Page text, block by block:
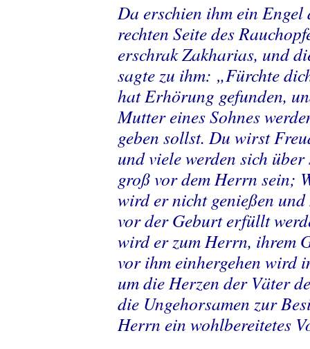
Da erschien ihm ein
rechten Seite des
erschrak Zakharias, und
sagte zu ihm: „Fürchte
hat Erhörung gefunden,
Mutter eines Sohnes
geben sollst. Du wirst
und viele werden sich
groß vor dem Herrn sein;
wird er nicht genießen
vor der Geburt erfüllt
wird er zum Herrn, ihrem
vor ihm einhergehen wird
um die Herzen der Väter
die Ungehorsamen zur
Herrn ein wohlbereitetes